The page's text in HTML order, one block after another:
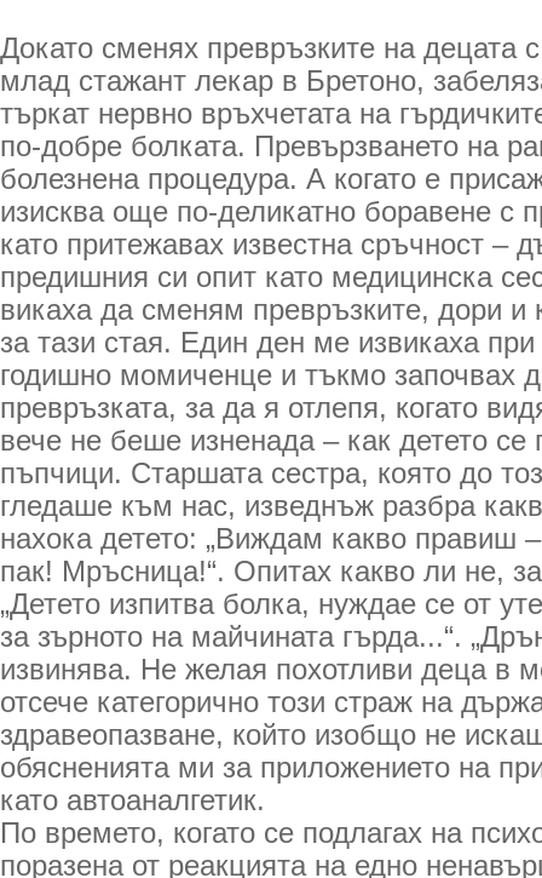
Докато сменях превръзките на децата
млад стажант лекар в Бретоно,
търкат нервно връхчетата на
по-добре болката. Превързването на
болезнена процедура. А когато е
изисква още по-деликатно боравене с
като притежавах известна сръчност –
предишния си опит като медицинска
викаха да сменям превръзките, дори и
за тази стая. Един ден ме извикаха при
годишно момиченце и тъкмо започвах
превръзката, за да я отлепя, когато
вече не беше изненада – как детето се
пъпчици. Старшата сестра, която до
гледаше към нас, изведнъж разбра
нахока детето: „Виждам какво правиш
пак! Мръсница!“. Опитах какво ли не,
„Детето изпитва болка, нуждае се от
за зърното на майчината гърда...“.
извинява. Не желая похотливи деца в
отсече категорично този страж на
здравеопазване, който изобщо не
обясненията ми за приложението на
като автоаналгетик.
По времето, когато се подлагах на
поразена от реакцията на едно